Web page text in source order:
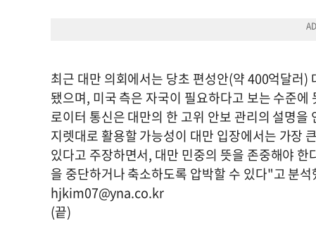
최근 대만 의회에서는 당초 편성안(약 400억달러
됐으며, 미국 측은 자국이 필요하다고 보는 수준
로이터 통신은 대만의 한 고위 안보 관리의 설명
지렛대로 활용할 가능성이 대만 입장에서는 가장
있다고 주장하면서, 대만 민중의 뜻을 존중해야
을 중단하거나 축소하도록 압박할 수 있다"고 분석
hjkim07@yna.co.kr
(끝)